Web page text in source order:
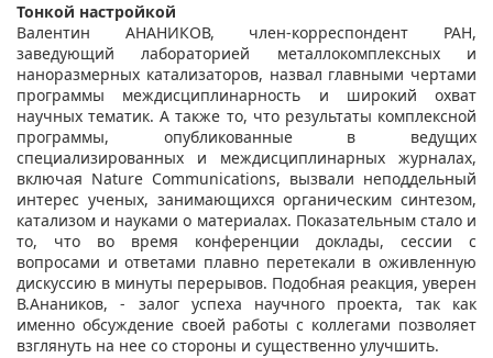
Тонкой настройкой
Валентин АНАНИКОВ, член-корреспондент РАН,
заведующий лабораторией металлокомплексных и
наноразмерных катализаторов, назвал главными чертами
программы междисциплинарность и широкий охват
научных тематик. А также то, что результаты комплексной
программы, опубликованные в ведущих
специализированных и междисциплинарных журналах,
включая Nature Communications, вызвали неподдельный
интерес ученых, занимающихся органическим синтезом,
катализом и науками о материалах. Показательным стало и
то, что во время конференции доклады, сессии с
вопросами и ответами плавно перетекали в оживленную
дискуссию в минуты перерывов. Подобная реакция, уверен
В.Анаников, - залог успеха научного проекта, так как
именно обсуждение своей работы с коллегами позволяет
взглянуть на нее со стороны и существенно улучшить.